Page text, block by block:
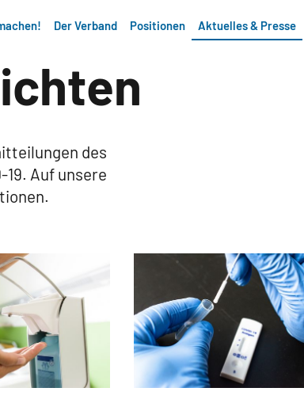
Der Verband Positionen Aktuelles & Presse
des
19. Auf unsere